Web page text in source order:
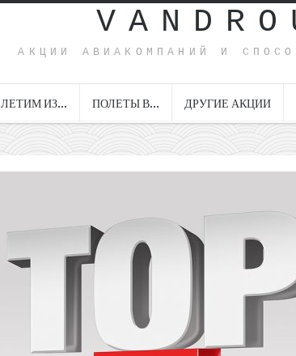
АКЦИИ АВИАКОМПАНИЙ И
ЛЕТИМ ИЗ… ПОЛЕТЫ В… ДРУГИЕ АКЦИИ